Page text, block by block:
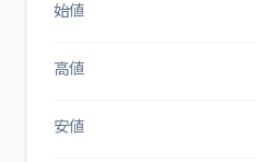
始値
高値
安値